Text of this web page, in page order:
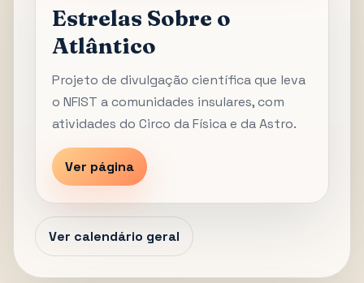
Estrelas Sobre o
Atlântico
Projeto de divulgação científica que leva
o NFIST a comunidades insulares, com
atividades do Circo da Física e da Astro.
Ver página
Ver calendário geral